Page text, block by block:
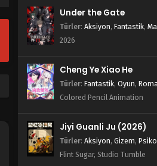
Under the Gate
Türler: Aksiyon, Fantastik,
2026
Cheng Ye Xiao He
Türler: Fantastik, Oyun,
Colored Pencil Animation
Jiyi Guanli Ju (2026)
Türler: Aksiyon, Gizem,
Flint Sugar, Studio Tumble